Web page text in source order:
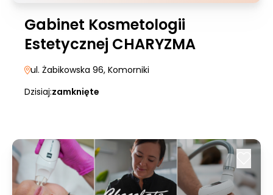
Gabinet Kosmetologii
Estetycznej CHARYZMA
ul. Żabikowska 96, Komorniki
Dzisiaj:zamknięte